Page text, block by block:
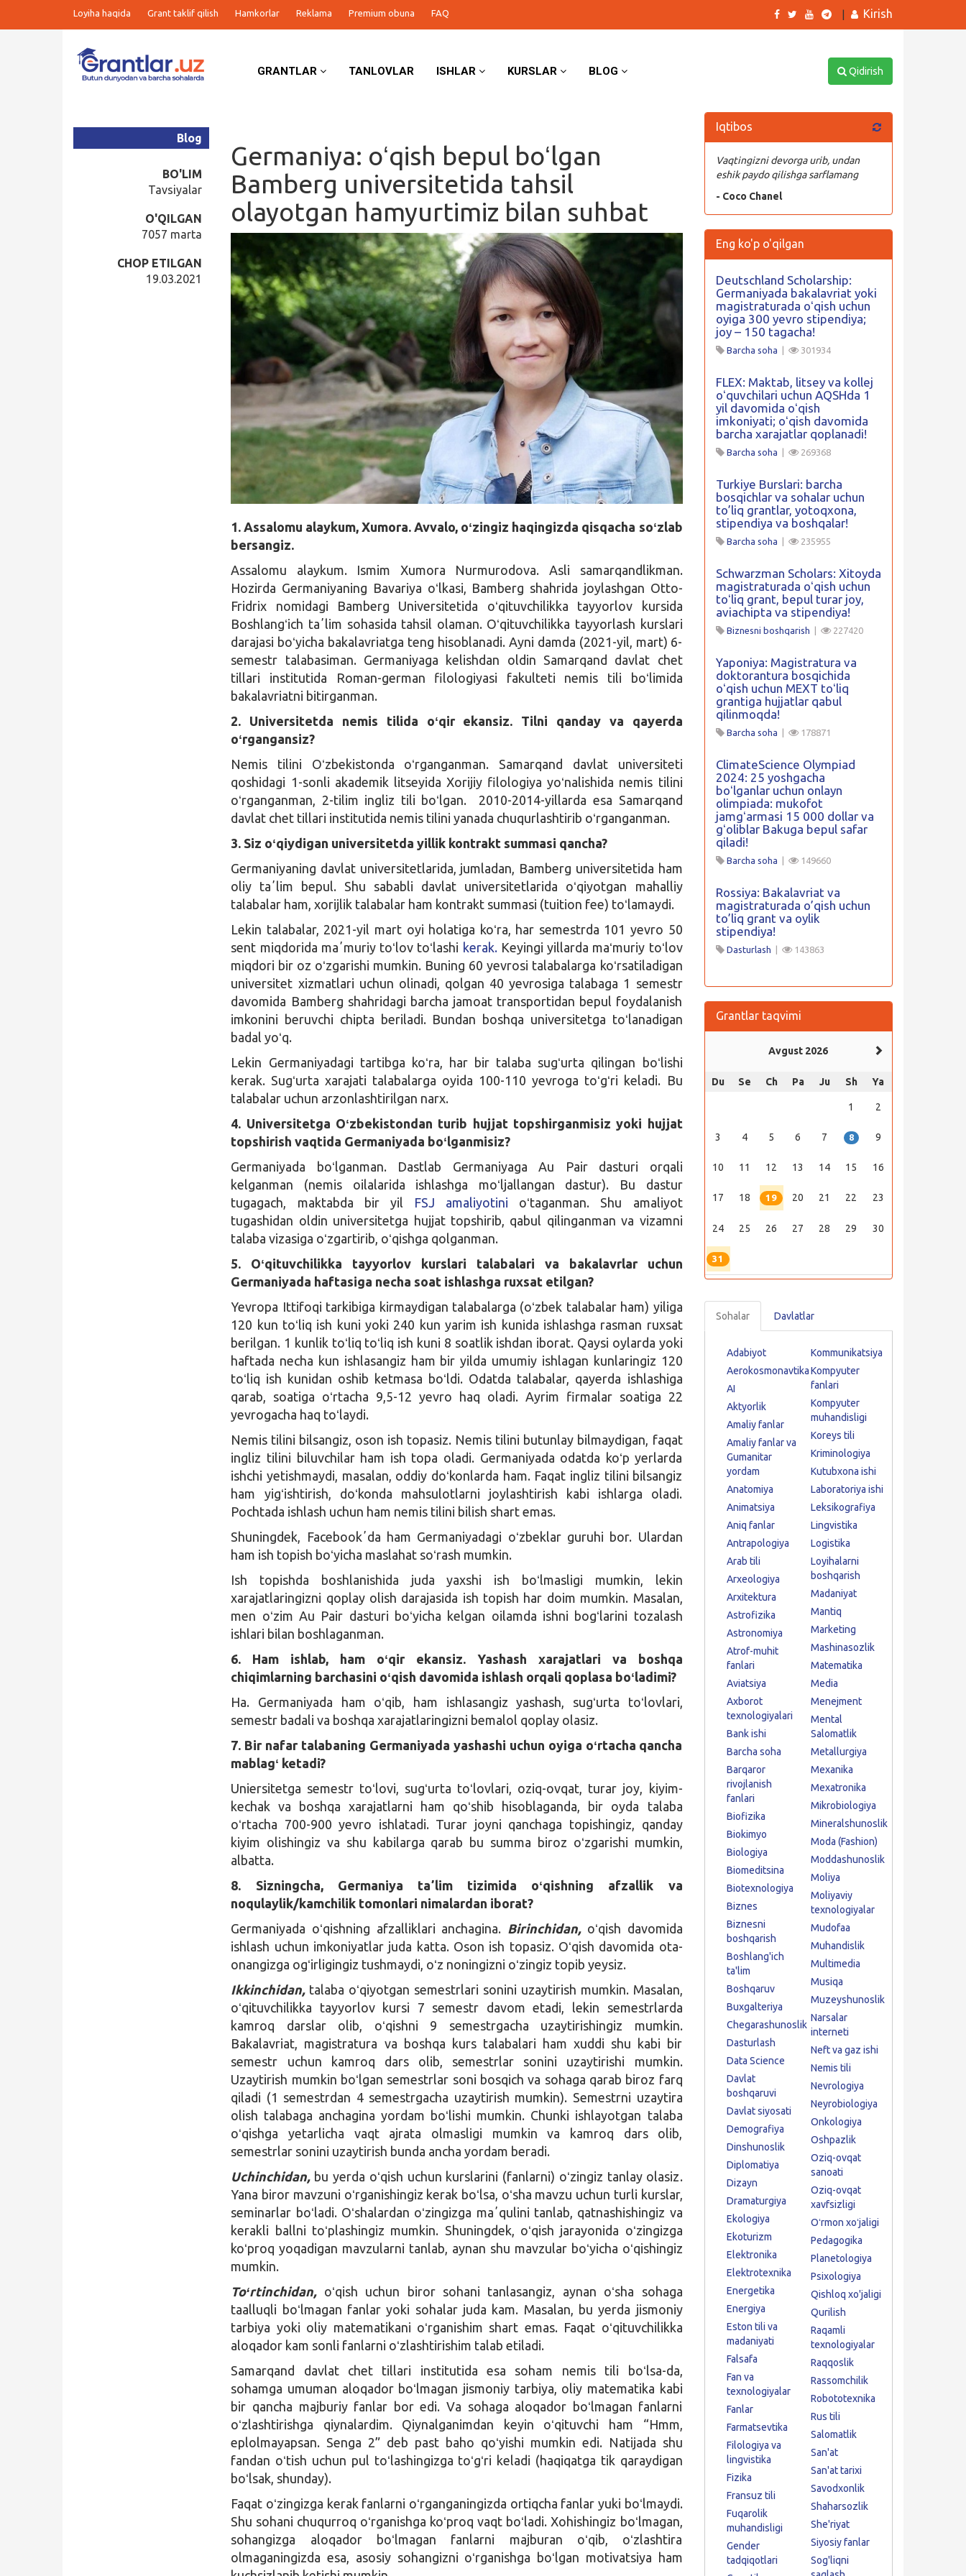
Loyiha haqida Grant taklif qilish Hamkorlar Reklama Premium obuna FAQ Kirish
GRANTLAR TANLOVLAR ISHLAR KURSLAR BLOG Qidirish
Germaniya: oʻqish bepul boʻlgan
Bamberg universitetida tahsil
olayotgan hamyurtimiz bilan suhbat
Blog
BO'LIM
Tavsiyalar
O'QILGAN
7057 marta
CHOP ETILGAN
19.03.2021
1. Assalomu alaykum, Xumora. Avvalo, oʻzingiz haqingizda qisqacha soʻzlab
bersangiz.
Assalomu alaykum. Ismim Xumora Nurmurodova. Asli samarqandlikman.
Hozirda Germaniyaning Bavariya oʻlkasi, Bamberg shahrida joylashgan Otto-
Fridrix nomidagi Bamberg Universitetida oʻqituvchilikka tayyorlov kursida
Boshlangʻich taʼlim sohasida tahsil olaman. Oʻqituvchilikka tayyorlash kurslari
darajasi boʻyicha bakalavriatga teng hisoblanadi. Ayni damda (2021-yil, mart) 6-
semestr talabasiman. Germaniyaga kelishdan oldin Samarqand davlat chet
tillari institutida Roman-german filologiyasi fakulteti nemis tili boʻlimida
bakalavriatni bitirganman.
2. Universitetda nemis tilida oʻqir ekansiz. Tilni qanday va qayerda
oʻrgangansiz?
Nemis tilini Oʻzbekistonda oʻrganganman. Samarqand davlat universiteti
qoshidagi 1-sonli akademik litseyida Xorijiy filologiya yoʻnalishida nemis tilini
oʻrganganman, 2-tilim ingliz tili boʻlgan. 2010-2014-yillarda esa Samarqand
davlat chet tillari institutida nemis tilini yanada chuqurlashtirib oʻrganganman.
3. Siz oʻqiydigan universitetda yillik kontrakt summasi qancha?
Germaniyaning davlat universitetlarida, jumladan, Bamberg universitetida ham
oliy taʼlim bepul. Shu sababli davlat universitetlarida oʻqiyotgan mahalliy
talabalar ham, xorijlik talabalar ham kontrakt summasi (tuition fee) toʻlamaydi.
Lekin talabalar, 2021-yil mart oyi holatiga koʻra, har semestrda 101 yevro 50
sent miqdorida maʼmuriy toʻlov toʻlashi kerak. Keyingi yillarda maʻmuriy toʻlov
miqdori bir oz oʻzgarishi mumkin. Buning 60 yevrosi talabalarga koʻrsatiladigan
universitet xizmatlari uchun olinadi, qolgan 40 yevrosiga talabaga 1 semestr
davomida Bamberg shahridagi barcha jamoat transportidan bepul foydalanish
imkonini beruvchi chipta beriladi. Bundan boshqa universitetga toʻlanadigan
badal yoʻq.
Lekin Germaniyadagi tartibga koʻra, har bir talaba sugʻurta qilingan boʻlishi
kerak. Sugʻurta xarajati talabalarga oyida 100-110 yevroga toʻgʻri keladi. Bu
talabalar uchun arzonlashtirilgan narx.
4. Universitetga Oʻzbekistondan turib hujjat topshirganmisiz yoki hujjat
topshirish vaqtida Germaniyada boʻlganmisiz?
Germaniyada boʻlganman. Dastlab Germaniyaga Au Pair dasturi orqali
kelganman (nemis oilalarida ishlashga moʻljallangan dastur). Bu dastur
tugagach, maktabda bir yil
FSJ amaliyotini oʻtaganman. Shu amaliyot
tugashidan oldin universitetga hujjat topshirib, qabul qilinganman va vizamni
talaba vizasiga oʻzgartirib, oʻqishga qolganman.
5. Oʻqituvchilikka tayyorlov kurslari talabalari va bakalavrlar uchun
Germaniyada haftasiga necha soat ishlashga ruxsat etilgan?
Yevropa Ittifoqi tarkibiga kirmaydigan talabalarga (oʻzbek talabalar ham) yiliga
120 kun toʻliq ish kuni yoki 240 kun yarim ish kunida ishlashga rasman ruxsat
berilgan. 1 kunlik toʻliq toʻliq ish kuni 8 soatlik ishdan iborat. Qaysi oylarda yoki
haftada necha kun ishlasangiz ham bir yilda umumiy ishlagan kunlaringiz 120
toʻliq ish kunidan oshib ketmasa boʻldi. Odatda talabalar, qayerda ishlashiga
qarab, soatiga oʻrtacha 9,5-12 yevro haq oladi. Ayrim firmalar soatiga 22
yevrogacha haq toʻlaydi.
Nemis tilini bilsangiz, oson ish topasiz. Nemis tilini butunlay bilmaydigan, faqat
ingliz tilini biluvchilar ham ish topa oladi. Germaniyada odatda koʻp yerlarda
ishchi yetishmaydi, masalan, oddiy doʻkonlarda ham. Faqat ingliz tilini bilsangiz
ham yigʻishtirish, doʻkonda mahsulotlarni joylashtirish kabi ishlarga oladi.
Pochtada ishlash uchun ham nemis tilini bilish shart emas.
Shuningdek, Facebookʼda ham Germaniyadagi oʻzbeklar guruhi bor. Ulardan
ham ish topish boʻyicha maslahat soʻrash mumkin.
Ish topishda boshlanishida juda yaxshi ish boʻlmasligi mumkin, lekin
xarajatlaringizni qoplay olish darajasida ish topish har doim mumkin. Masalan,
men oʻzim Au Pair dasturi boʻyicha kelgan oilamda ishni bogʻlarini tozalash
ishlari bilan boshlaganman.
6. Ham ishlab, ham oʻqir ekansiz. Yashash xarajatlari va boshqa
chiqimlarning barchasini oʻqish davomida ishlash orqali qoplasa boʻladimi?
Ha. Germaniyada ham oʻqib, ham ishlasangiz yashash, sugʻurta toʻlovlari,
semestr badali va boshqa xarajatlaringizni bemalol qoplay olasiz.
7. Bir nafar talabaning Germaniyada yashashi uchun oyiga oʻrtacha qancha
mablagʻ ketadi?
Uniersitetga semestr toʻlovi, sugʻurta toʻlovlari, oziq-ovqat, turar joy, kiyim-
kechak va boshqa xarajatlarni ham qoʻshib hisoblaganda, bir oyda talaba
oʻrtacha 700-900 yevro ishlatadi. Turar joyni qanchaga topishingiz, qanday
kiyim olishingiz va shu kabilarga qarab bu summa biroz oʻzgarishi mumkin,
albatta.
8. Sizningcha, Germaniya taʼlim tizimida oʻqishning afzallik va
noqulaylik/kamchilik tomonlari nimalardan iborat?
Germaniyada oʻqishning afzalliklari anchagina. Birinchidan, oʻqish davomida
ishlash uchun imkoniyatlar juda katta. Oson ish topasiz. Oʻqish davomida ota-
onangizga ogʻirligingiz tushmaydi, oʻz noningizni oʻzingiz topib yeysiz.
Ikkinchidan,talaba oʻqiyotgan semestrlari sonini uzaytirish mumkin. Masalan,
oʻqituvchilikka tayyorlov kursi 7 semestr davom etadi, lekin semestrlarda
kamroq darslar olib, oʻqishni 9 semestrgacha uzaytirishingiz mumkin.
Bakalavriat, magistratura va boshqa kurs talabalari ham xuddi shu kabi bir
semestr uchun kamroq dars olib, semestrlar sonini uzaytirishi mumkin.
Uzaytirish mumkin boʻlgan semestrlar soni bosqich va sohaga qarab biroz farq
qiladi (1 semestrdan 4 semestrgacha uzaytirish mumkin). Semestrni uzaytira
olish talabaga anchagina yordam boʻlishi mumkin. Chunki ishlayotgan talaba
oʻqishga yetarlicha vaqt ajrata olmasligi mumkin va kamroq dars olib,
semestrlar sonini uzaytirish bunda ancha yordam beradi.
Uchinchidan,bu yerda oʻqish uchun kurslarini (fanlarni) oʻzingiz tanlay olasiz.
Yana biror mavzuni oʻrganishingiz kerak boʻlsa, oʻsha mavzu uchun turli kurslar,
seminarlar boʻladi. Oʻshalardan oʻzingizga maʼqulini tanlab, qatnashishingiz va
kerakli ballni toʻplashingiz mumkin. Shuningdek, oʻqish jarayonida oʻzingizga
koʻproq yoqadigan mavzularni tanlab, aynan shu mavzular boʻyicha oʻqishingiz
mumkin.
Toʻrtinchidan, oʻqish uchun biror sohani tanlasangiz, aynan oʻsha sohaga
taalluqli boʻlmagan fanlar yoki sohalar juda kam. Masalan, bu yerda jismoniy
tarbiya yoki oliy matematikani oʻrganishim shart emas. Faqat oʻqituvchilikka
aloqador kam sonli fanlarni oʻzlashtirishim talab etiladi.
Samarqand davlat chet tillari institutida esa soham nemis tili boʻlsa-da,
sohamga umuman aloqador boʻlmagan jismoniy tarbiya, oliy matematika kabi
bir qancha majburiy fanlar bor edi. Va sohaga aloqador boʻlmagan fanlarni
oʻzlashtirishga qiynalardim. Qiynalganimdan keyin oʻqituvchi ham “Hmm,
eplolmayapsan. Senga 2” deb past baho qoʻyishi mumkin edi. Natijada shu
fandan oʻtish uchun pul toʻlashingizga toʻgʻri keladi (haqiqatga tik qaraydigan
boʻlsak, shunday).
Faqat oʻzingizga kerak fanlarni oʻrganganingizda ortiqcha fanlar yuki boʻlmaydi.
Shu sohani chuqurroq oʻrganishga koʻproq vaqt boʻladi. Xohishingiz boʻlmagan,
sohangizga aloqador boʻlmagan fanlarni majburan oʻqib, oʻzlashtira
olmaganingizda esa, asosiy sohangizni oʻrganishga boʻlgan motivatsiya ham
Iqtibos
Vaqtingizni devorga urib, undan
eshik paydo qilishga sarflamang
- Coco Chanel
Eng ko'p o'qilgan
Deutschland Scholarship:
Germaniyada bakalavriat yoki
magistraturada oʻqish uchun
oyiga 300 yevro stipendiya;
joy – 150 tagacha!
Barcha soha 301934
FLEX: Maktab, litsey va kollej
oʻquvchilari uchun AQSHda 1
yil davomida oʻqish
imkoniyati; oʻqish davomida
barcha xarajatlar qoplanadi!
Barcha soha 269368
Turkiye Burslari: barcha
bosqichlar va sohalar uchun
to’liq grantlar, yotoqxona,
stipendiya va boshqalar!
Barcha soha 235955
Schwarzman Scholars: Xitoyda
magistraturada oʻqish uchun
toʻliq grant, bepul turar joy,
aviachipta va stipendiya!
Biznesni boshqarish 227420
Yaponiya: Magistratura va
doktorantura bosqichida
oʻqish uchun MEXT toʻliq
grantiga hujjatlar qabul
qilinmoqda!
Barcha soha 178871
ClimateScience Olympiad
2024: 25 yoshgacha
boʻlganlar uchun onlayn
olimpiada: mukofot
jamgʻarmasi 15 000 dollar va
gʻoliblar Bakuga bepul safar
qiladi!
Barcha soha 149660
Rossiya: Bakalavriat va
magistraturada o’qish uchun
to’liq grant va oylik
stipendiya!
Dasturlash 143863
Grantlar taqvimi
Avgust 2026
Du Se Ch Pa Ju Sh Ya
1 2
3 4 5 6 7 8 9
10 11 12 13 14 15 16
17 18 19 20 21 22 23
24 25 26 27 28 29 30
31
Sohalar Davlatlar
Adabiyot
Aerokosmonavtika
AI
Aktyorlik
Amaliy fanlar
Amaliy fanlar va
Gumanitar
yordam
Anatomiya
Animatsiya
Aniq fanlar
Antrapologiya
Arab tili
Arxeologiya
Arxitektura
Astrofizika
Astronomiya
Atrof-muhit
fanlari
Aviatsiya
Axborot
texnologiyalari
Bank ishi
Barcha soha
Barqaror
rivojlanish
fanlari
Biofizika
Biokimyo
Biologiya
Biomeditsina
Biotexnologiya
Biznes
Biznesni
boshqarish
Boshlang'ich
ta'lim
Boshqaruv
Buxgalteriya
Chegarashunoslik
Dasturlash
Data Science
Davlat
boshqaruvi
Davlat siyosati
Demografiya
Dinshunoslik
Diplomatiya
Dizayn
Dramaturgiya
Ekologiya
Ekoturizm
Elektronika
Elektrotexnika
Energetika
Energiya
Eston tili va
madaniyati
Falsafa
Fan va
texnologiyalar
Fanlar
Farmatsevtika
Filologiya va
lingvistika
Fizika
Fransuz tili
Fuqarolik
muhandisligi
Gender
tadqiqotlari
Kommunikatsiya
Kompyuter
fanlari
Kompyuter
muhandisligi
Koreys tili
Kriminologiya
Kutubxona ishi
Laboratoriya ishi
Leksikografiya
Lingvistika
Logistika
Loyihalarni
boshqarish
Madaniyat
Mantiq
Marketing
Mashinasozlik
Matematika
Media
Menejment
Mental
Salomatlik
Metallurgiya
Mexanika
Mexatronika
Mikrobiologiya
Mineralshunoslik
Moda (Fashion)
Moddashunoslik
Moliya
Moliyaviy
texnologiyalar
Mudofaa
Muhandislik
Multimedia
Musiqa
Muzeyshunoslik
Narsalar
interneti
Neft va gaz ishi
Nemis tili
Nevrologiya
Neyrobiologiya
Onkologiya
Oshpazlik
Oziq-ovqat
sanoati
Oziq-ovqat
xavfsizligi
Oʻrmon xoʻjaligi
Pedagogika
Planetologiya
Psixologiya
Qishloq xo'jaligi
Qurilish
Raqamli
texnologiyalar
Raqqoslik
Rassomchilik
Robototexnika
Rus tili
Salomatlik
San'at
San'at tarixi
Savodxonlik
Shaharsozlik
She'riyat
Siyosiy fanlar
Sog'liqni